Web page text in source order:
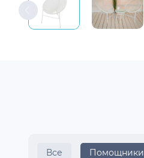
Все Помощники